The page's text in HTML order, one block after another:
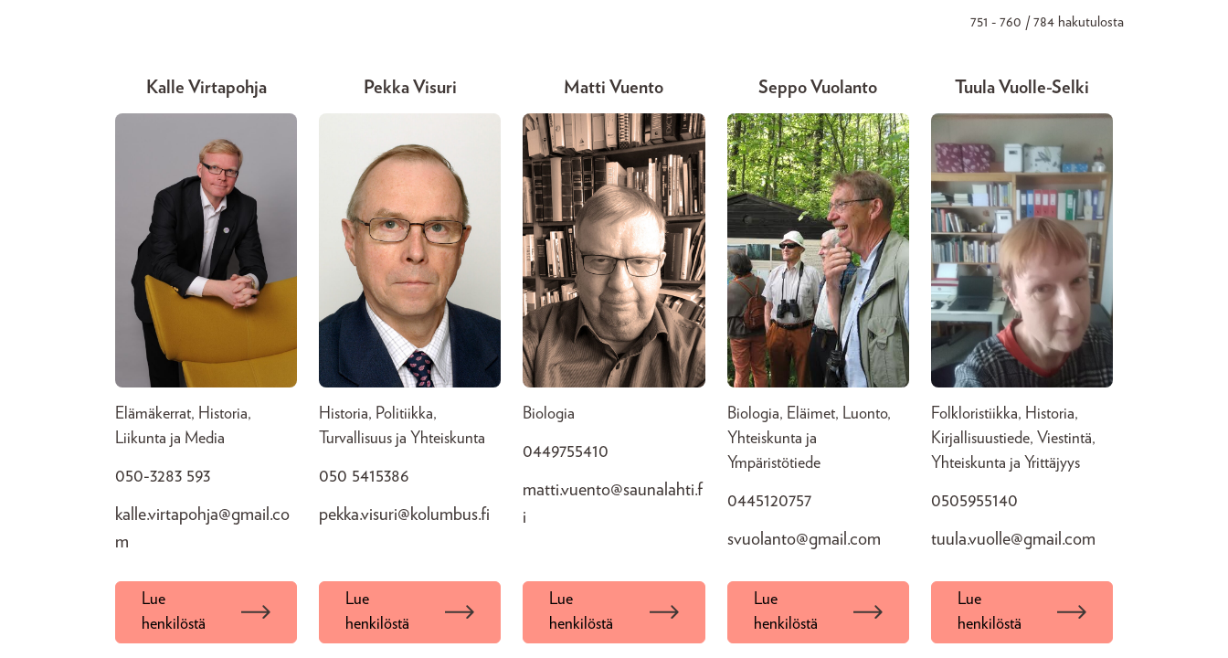
751 - 760 / 784 hakutulosta
Kalle Virtapohja
Elämäkerrat, Historia,
Liikunta ja Media
050-3283 593
kalle.virtapohja@gmail.co
m
Lue
henkilöstä
Pekka Visuri
Historia, Politiikka,
Turvallisuus ja Yhteiskunta
050 5415386
pekka.visuri@kolumbus.fi
Lue
henkilöstä
Matti Vuento
Biologia
0449755410
matti.vuento@saunalahti.f
i
Lue
henkilöstä
Seppo Vuolanto
Biologia, Eläimet, Luonto,
Yhteiskunta ja
Ympäristötiede
0445120757
svuolanto@gmail.com
Lue
henkilöstä
Tuula Vuolle-Selki
Folkloristiikka, Historia,
Kirjallisuustiede, Viestintä,
Yhteiskunta ja Yrittäjyys
0505955140
tuula.vuolle@gmail.com
Lue
henkilöstä